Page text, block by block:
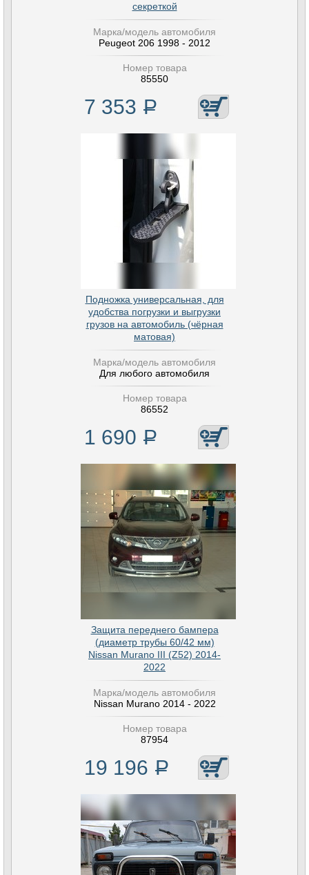
секреткой
Марка/модель автомобиля
Peugeot 206 1998 - 2012
Номер товара
85550
7 353 Р
Подножка универсальная, для
удобства погрузки и выгрузки
грузов на автомобиль (чёрная
матовая)
Марка/модель автомобиля
Для любого автомобиля
Номер товара
86552
1 690 Р
Защита переднего бампера
(диаметр трубы 60/42 мм)
Nissan Murano III (Z52) 2014-
2022
Марка/модель автомобиля
Nissan Murano 2014 - 2022
Номер товара
87954
19 196 Р